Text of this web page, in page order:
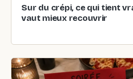
Sur du crépi, ce qui tient
vaut mieux recouvrir